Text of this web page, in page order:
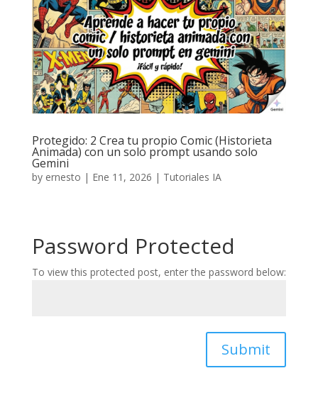
Protegido: 2 Crea tu propio Comic (Historieta
Animada) con un solo prompt usando solo
Gemini
by ernesto | Ene 11, 2026 | Tutoriales IA
Password Protected
To view this protected post, enter the password below:
Submit